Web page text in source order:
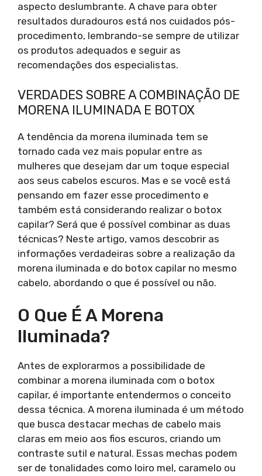
aspecto deslumbrante. A chave para obter
resultados duradouros está nos cuidados pós-
procedimento, lembrando-se sempre de utilizar
os produtos adequados e seguir as
recomendações dos especialistas.
VERDADES SOBRE A COMBINAÇÃO DE
MORENA ILUMINADA E BOTOX
A tendência da morena iluminada tem se
tornado cada vez mais popular entre as
mulheres que desejam dar um toque especial
aos seus cabelos escuros. Mas e se você está
pensando em fazer esse procedimento e
também está considerando realizar o botox
capilar? Será que é possível combinar as duas
técnicas? Neste artigo, vamos descobrir as
informações verdadeiras sobre a realização da
morena iluminada e do botox capilar no mesmo
cabelo, abordando o que é possível ou não.
O Que É A Morena
Iluminada?
Antes de explorarmos a possibilidade de
combinar a morena iluminada com o botox
capilar, é importante entendermos o conceito
dessa técnica. A morena iluminada é um método
que busca destacar mechas de cabelo mais
claras em meio aos fios escuros, criando um
contraste sutil e natural. Essas mechas podem
ser de tonalidades como loiro mel, caramelo ou